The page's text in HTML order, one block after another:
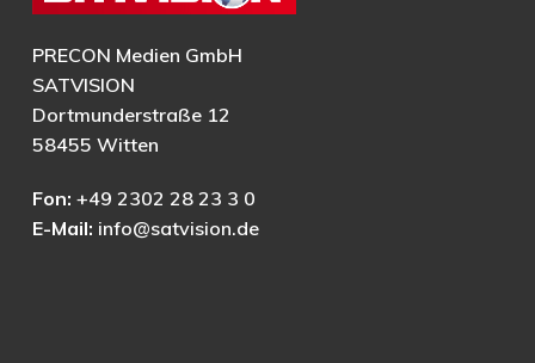
PRECON Medien GmbH
SATVISION
Dortmunderstraße 12
58455 Witten
Fon: +49 2302 28 23 3 0
E-Mail: info@satvision.de